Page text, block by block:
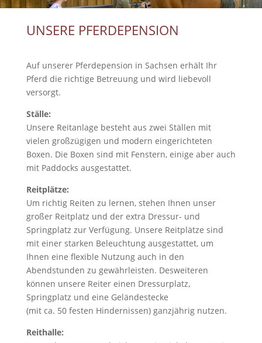
UNSERE PFERDEPENSION
Auf unserer Pferdepension in Sachsen erhält Ihr
Pferd die richtige Betreuung und wird liebevoll
versorgt.
Ställe:
Unsere Reitanlage besteht aus zwei Ställen mit
vielen großzügigen und modern eingerichteten
Boxen. Die Boxen sind mit Fenstern, einige aber auch
mit Paddocks ausgestattet.
Reitplätze:
Um richtig Reiten zu lernen, stehen Ihnen unser
großer Reitplatz und der extra Dressur- und
Springplatz zur Verfügung. Unsere Reitplätze sind
mit einer starken Beleuchtung ausgestattet, um
Ihnen eine flexible Nutzung auch in den
Abendstunden zu gewährleisten. Desweiteren
können unsere Reiter einen Dressurplatz,
Springplatz und eine Geländestecke
(mit ca. 50 festen Hindernissen) ganzjährig nutzen.
Reithalle: